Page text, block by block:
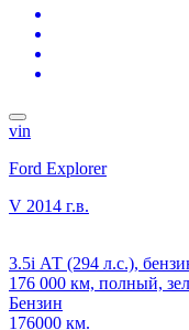
vin
Ford Explorer
V 2014 г.в.
3.5i АТ (294 л.с.),
176 000 км, полный,
Бензин
176000 км.